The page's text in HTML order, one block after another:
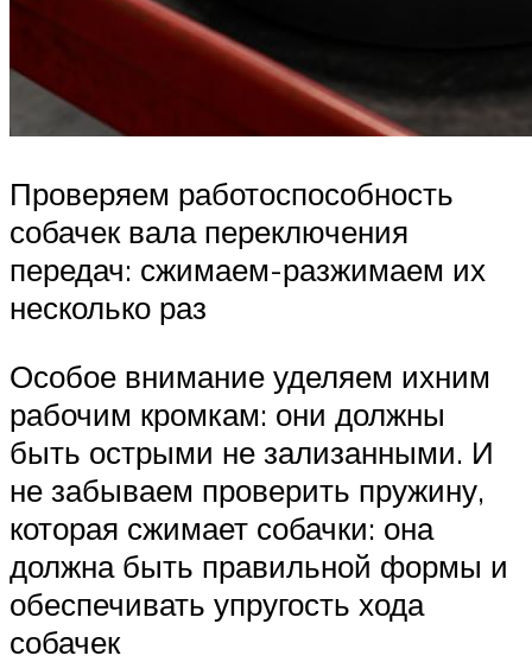
Проверяем работоспособность
собачек вала переключения
передач: сжимаем-разжимаем их
несколько раз
Особое внимание уделяем ихним
рабочим кромкам: они должны
быть острыми не зализанными. И
не забываем проверить пружину,
которая сжимает собачки: она
должна быть правильной формы и
обеспечивать упругость хода
собачек